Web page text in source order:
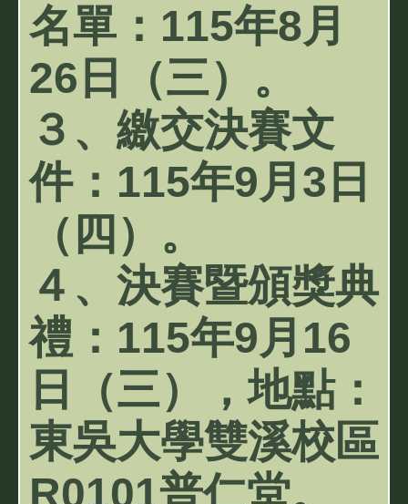
名單：115年8月
26日（三）。
３、繳交決賽文
件：115年9月3日
（四）。
４、決賽暨頒獎典
禮：115年9月16
日（三），地點：
東吳大學雙溪校區
R0101普仁堂。